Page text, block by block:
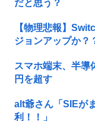
だと思う？
【物理悲報】
ジョンアップか？
スマホ端末、半導
円を超す
alt爺さん「SIEが
利！！」